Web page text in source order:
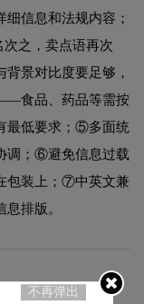
信息和法规内容；
之，卖点语再次
景对比度要足够，
食品、药品等需按
最低要求；⑤多面统
调；⑥避免信息过载
包装上；⑦中英文兼
排版。
不再弹出